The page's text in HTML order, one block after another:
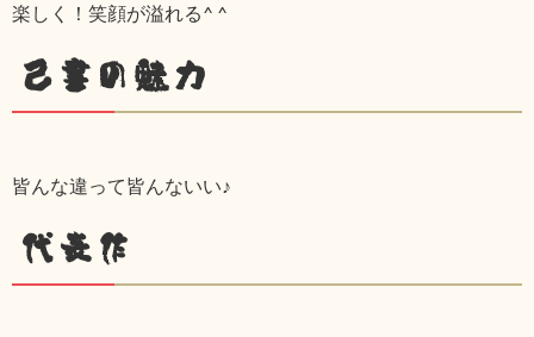
楽しく！笑顔が溢れる^ ^
己書の魅力
皆んな違って皆んないい♪
代表作